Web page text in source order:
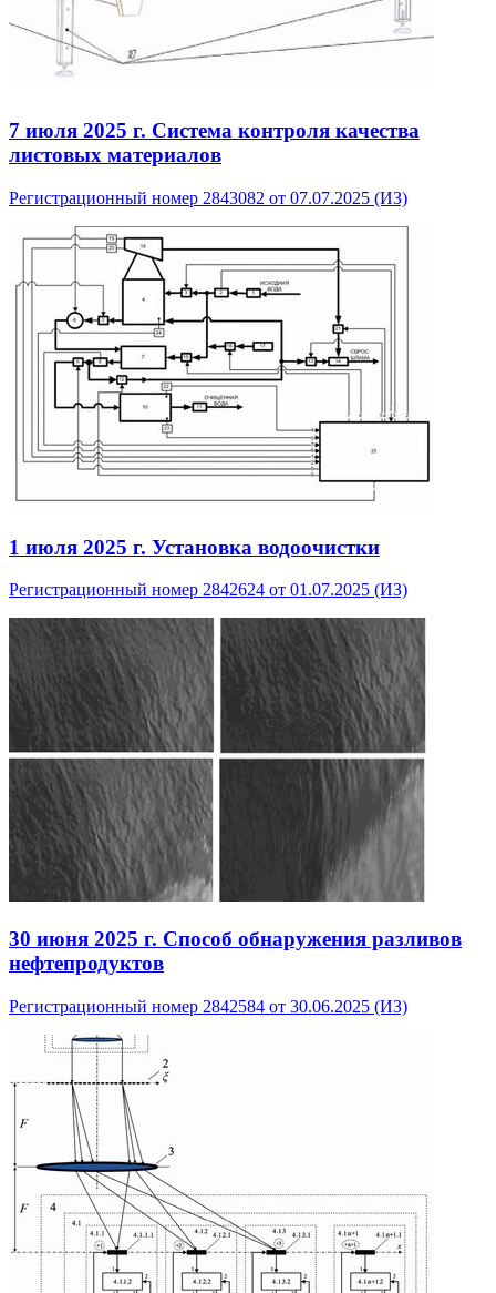
7 июля 2025 г. Система контроля качества
листовых материалов
Регистрационный номер 2843082 от 07.07.2025 (ИЗ)
1 июля 2025 г. Установка водоочистки
Регистрационный номер 2842624 от 01.07.2025 (ИЗ)
30 июня 2025 г. Способ обнаружения разливов
нефтепродуктов
Регистрационный номер 2842584 от 30.06.2025 (ИЗ)